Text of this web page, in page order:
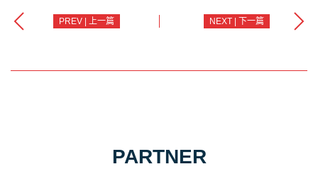
PREV | 上一篇 NEXT | 下一篇
PARTNER